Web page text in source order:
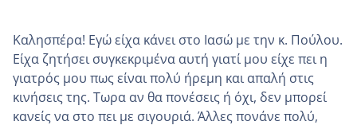
Καλησπέρα! Εγώ είχα κάνει στο Ιασώ με την κ. Πούλου.
Είχα ζητήσει συγκεκριμένα αυτή γιατί μου είχε πει η
γιατρός μου πως είναι πολύ ήρεμη και απαλή στις
κινήσεις της. Τωρα αν θα πονέσεις ή όχι, δεν μπορεί
κανείς να στο πει με σιγουριά. Άλλες πονάνε πολύ,